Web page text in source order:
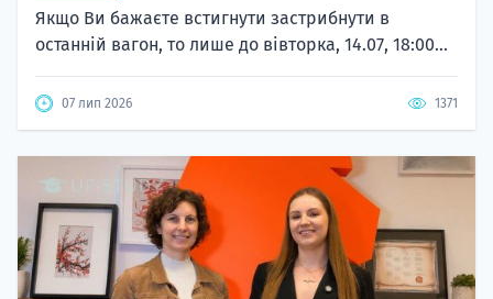
Якщо Ви бажаєте встигнути застрибнути в
останній вагон, то лише до вівторка, 14.07, 18:00...
07 лип 2026 1371